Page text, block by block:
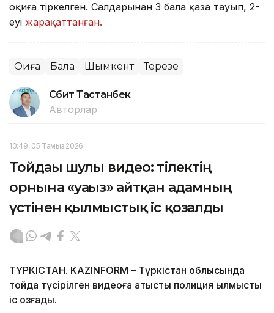
оқиға тіркелген. Салдарынан 3 бала қаза тауып, 2-
еуі жарақаттанған.
Оқиға Бала Шымкент Терезе
Сәбит Тастанбек
Авторлар
10:49, 05 Тамыз 2026
Тойдағы шулы видео: тілектің
орнына «уағыз» айтқан адамның
үстінен қылмыстық іс қозғалды
ТҮРКІСТАН. KAZINFORM – Түркістан облысында
тойда түсірілген видеоға қатысты полиция қылмыстық
іс қозғады.